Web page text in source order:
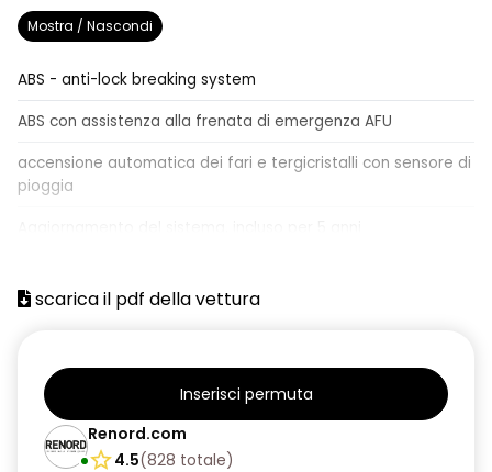
Mostra / Nascondi
ABS - anti-lock breaking system
ABS con assistenza alla frenata di emergenza AFU
accensione automatica dei fari e tergicristalli con sensore di
pioggia
posteriori
alzacristalli anteriori elettrici impulsionali
alzacristalli posteriori elettrici impulsionali
assistenza alla partenza in salita
scarica il pdf della vettura
Inserisci permuta
Renord.com
4.5(828 totale)